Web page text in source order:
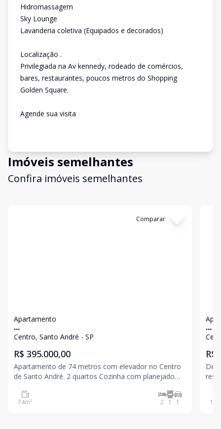
Hidromassagem
Sky Lounge
Lavanderia coletiva (Equipados e decorados)
Localização .
Privilegiada na Av kennedy, rodeado de comércios,
bares, restaurantes, poucos metros do Shopping
Golden Square.
Agende sua visita
Imóveis semelhantes
Confira imóveis semelhantes
Comparar
Apartamento
...
Centro, Santo André - SP
R$ 395.000,00
Apartamento de 74 metros com elevador no Centro
de Santo André. 2 quartos Cozinha com planejado
coberta Próx a Padaria, shopping, Farmácia futura
estação do metrô. Condomínio com água incluso
74m² 2 1 1
...
R$
139